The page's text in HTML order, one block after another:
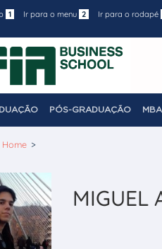
1 Ir para o menu 2 Ir para o rodapé
PÓS-GRADUAÇÃO MBA
Home >
MIGUEL